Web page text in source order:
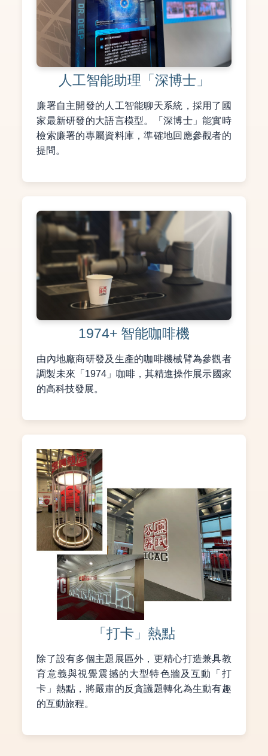
人工智能助理「深博士」
廉署自主開發的人工智能聊天系統，採用了國
家最新研發的大語言模型。「深博士」能實時
檢索廉署的專屬資料庫，準確地回應參觀者的
提問。
1974+ 智能咖啡機
由內地廠商研發及生產的咖啡機械臂為參觀者
調製未來「1974」咖啡，其精進操作展示國家
的高科技發展。
「打卡」熱點
除了設有多個主題展區外，更精心打造兼具教
育意義與視覺震撼的大型特色牆及互動「打
卡」熱點，將嚴肅的反貪議題轉化為生動有趣
的互動旅程。